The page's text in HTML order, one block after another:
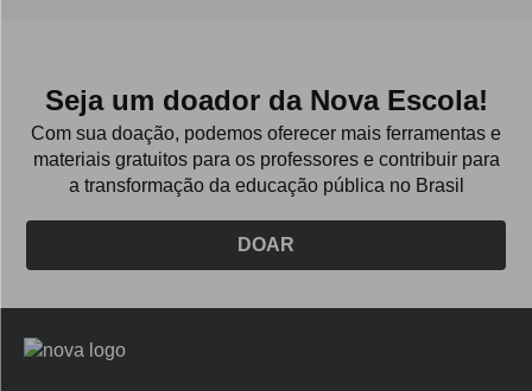
Seja um doador da Nova Escola!
Com sua doação, podemos oferecer mais ferramentas e
materiais gratuitos para os professores e contribuir para
a transformação da educação pública no Brasil
DOAR
Logo